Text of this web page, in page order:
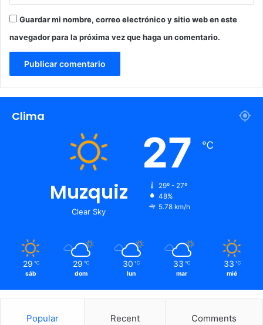
r
S
Guardar mi nombre, correo electrónico y sitio web en este
navegador para la próxima vez que haga un comentario.
Clima
Muzquiz
Clear Sky
27 ℃
29º - 27º
48%
5.78 km/h
29 ℃
sáb
29 ℃
dom
30 ℃
lun
33 ℃
mar
33 ℃
mié
Popular Recent Comments